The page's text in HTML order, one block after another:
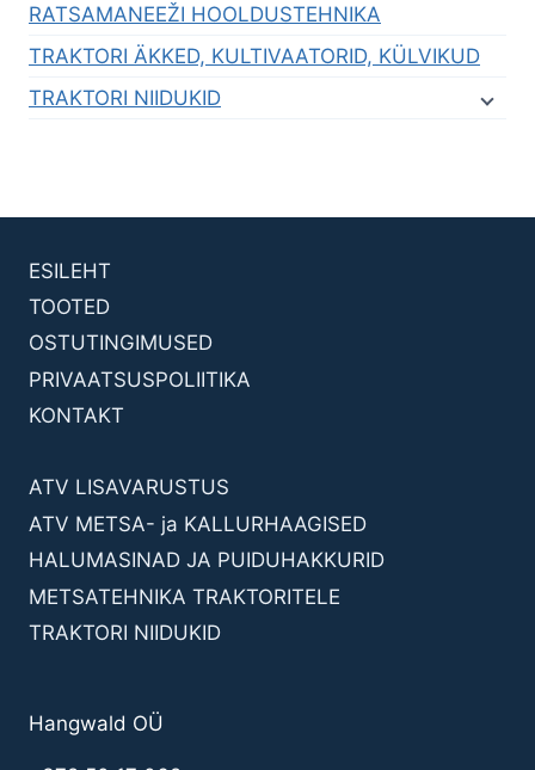
RATSAMANEEŽI HOOLDUSTEHNIKA
TRAKTORI ÄKKED, KULTIVAATORID, KÜLVIKUD
TRAKTORI NIIDUKID
ESILEHT
TOOTED
OSTUTINGIMUSED
PRIVAATSUSPOLIITIKA
KONTAKT
ATV LISAVARUSTUS
ATV METSA- ja KALLURHAAGISED
HALUMASINAD JA PUIDUHAKKURID
METSATEHNIKA TRAKTORITELE
TRAKTORI NIIDUKID
Hangwald OÜ